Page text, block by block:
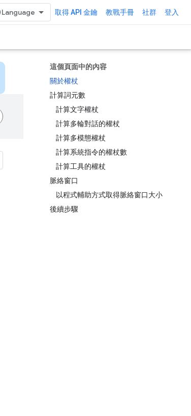
取得 API 金鑰 教戰手冊 社群 登入
這個頁面中的內容
關於權杖
計算詞元數
計算文字權杖
計算多輪對話的權杖
計算多模態權杖
計算系統指令的權杖數
計算工具的權杖
脈絡窗口
以程式輔助方式取得脈絡窗口大小
後續步驟